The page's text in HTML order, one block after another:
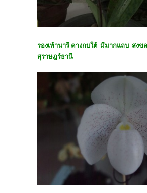
รองเท้านารี คางกบใต้ มีมากแถบ สงข
สุราษฎร์ธานี